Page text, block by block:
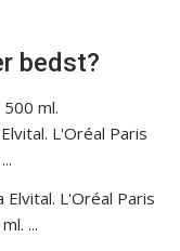
bedst?
ml.
L'Oréal Paris
L'Oréal Paris
...